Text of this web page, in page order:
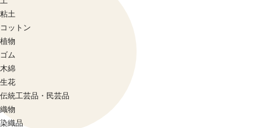
粘土
コットン
植物
ゴム
木綿
生花
伝統工芸品・民芸品
織物
染織品